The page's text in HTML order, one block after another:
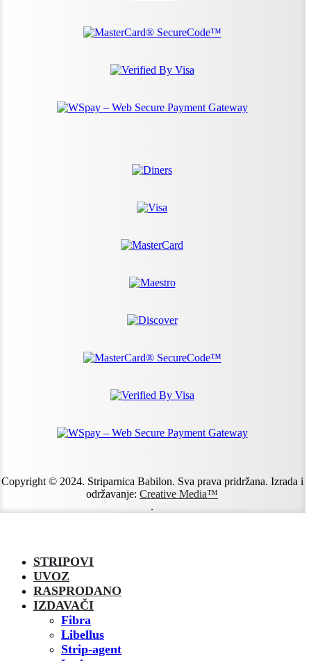
Copyright © 2024. Striparnica Babilon. Sva prava pridržana. Izrada i
održavanje: Creative Media™
.
STRIPOVI
UVOZ
RASPRODANO
IZDAVAČI
Fibra
Libellus
Strip-agent